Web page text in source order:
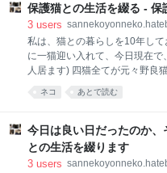
設置はやめていました。 久々
の四猫の反応は如何に？
な草を購入、育てて、設置
きな草の栽培セット 栽培方法
Labo 犬と猫が好きな草 購入初
購入3日目 GREEN Labo 犬と
保護猫との生活を綴る - 保
3 users
私は、猫との暮らしを10年し
に一猫迎い入れて、今日現在
人居ます) 四猫全てが元々野良
しております。 保護猫多頭飼
た事等を日々更新しておりま
すか？ ご質問・猫を飼う時に
た、次に猫を飼う際につけたい
場合は相当安易に付けた名前で
ネコ あとで読む
今日は良い日だったのか
との生活を綴ります
3 users